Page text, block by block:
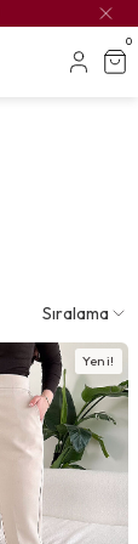
0
Sıralama
Yeni!